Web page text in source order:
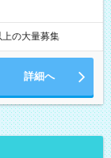
の大量募集
詳細へ